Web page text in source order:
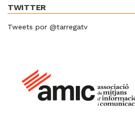
TWITTER
Tweets por @tarregatv